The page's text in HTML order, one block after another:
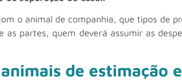
o animal de companhia, que tipos de
partes, quem deverá assumir as
de estimação